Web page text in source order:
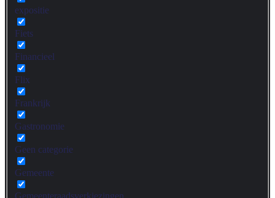
expositie
Fiets
Financieel
Flix
Frankrijk
Gastronomie
Geen categorie
Gemeente
Gemeenteraadsverkiezingen